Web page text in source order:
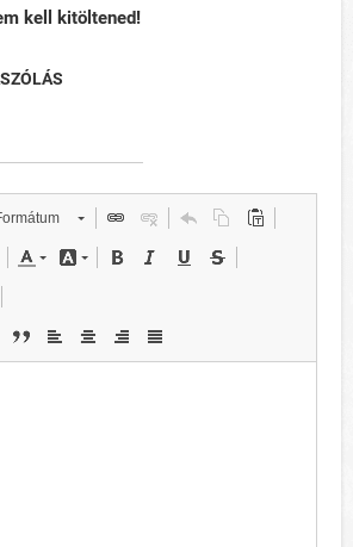
kell kitöltened!